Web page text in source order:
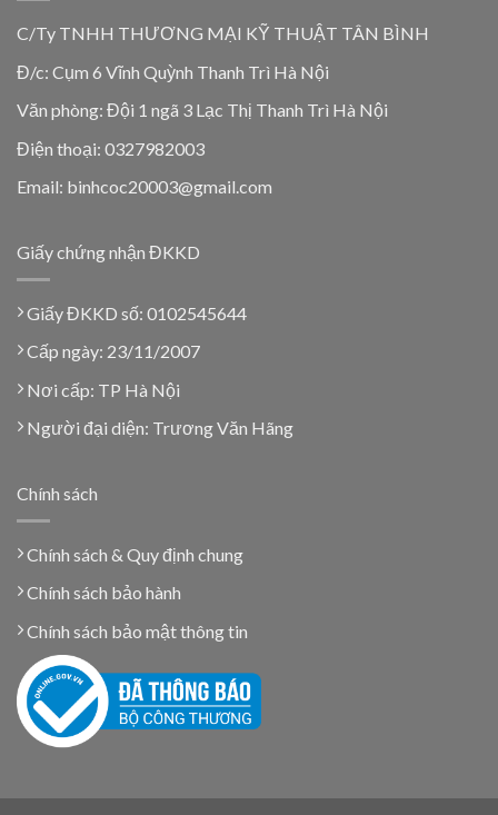
C/Ty TNHH THƯƠNG MẠI KỸ THUẬT TÂN BÌNH
Đ/c: Cụm 6 Vĩnh Quỳnh Thanh Trì Hà Nội
Văn phòng: Đội 1 ngã 3 Lạc Thị Thanh Trì Hà Nội
Điện thoại: 0327982003
Email: binhcoc20003@gmail.com
Giấy chứng nhận ĐKKD
Giấy ĐKKD số: 0102545644
Cấp ngày: 23/11/2007
Nơi cấp: TP Hà Nội
Người đại diện: Trương Văn Hãng
Chính sách
Chính sách & Quy định chung
Chính sách bảo hành
Chính sách bảo mật thông tin